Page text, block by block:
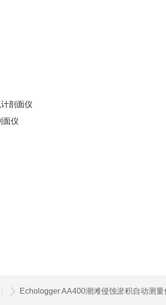
剖面仪
面仪
Echologger AA400潮滩侵蚀淤积自动测量